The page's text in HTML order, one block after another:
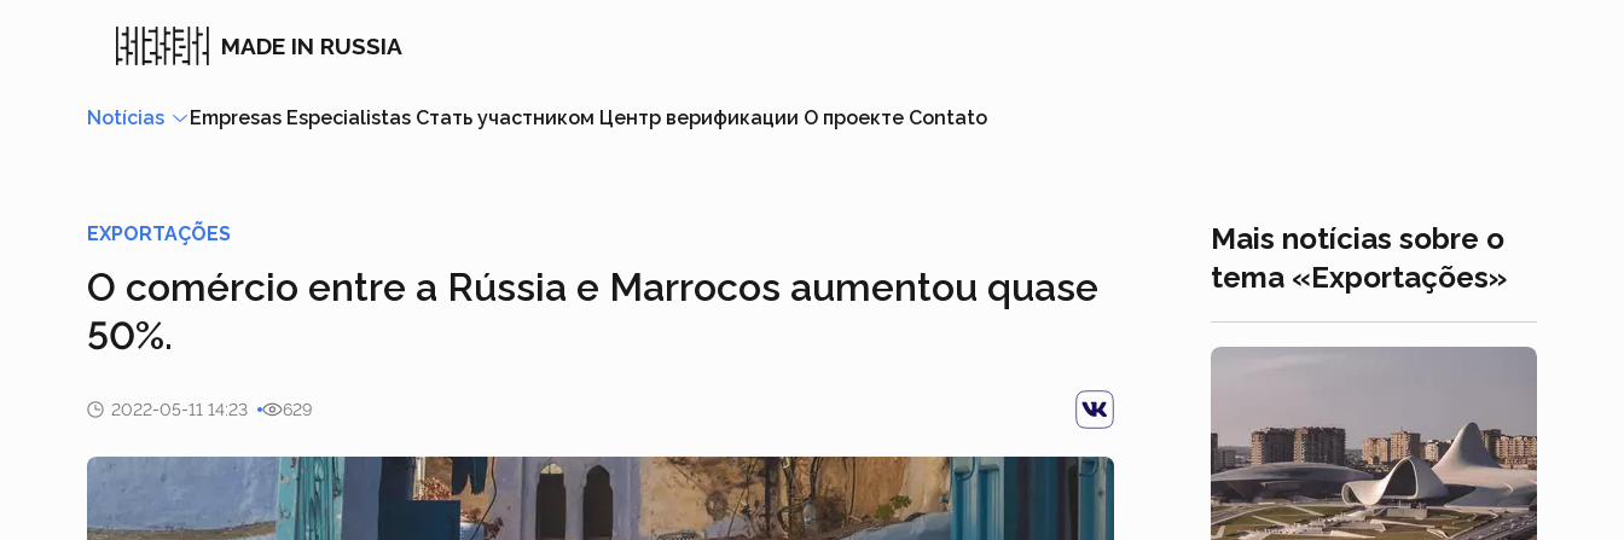
MADE IN RUSSIA
Notícias Empresas Especialistas Стать участником Центр верификации О проекте Contato
EXPORTAÇÕES
O comércio entre a Rússia e Marrocos aumentou quase
50%.
2022-05-11 14:23 629
Mais notícias sobre o
tema «Exportações»